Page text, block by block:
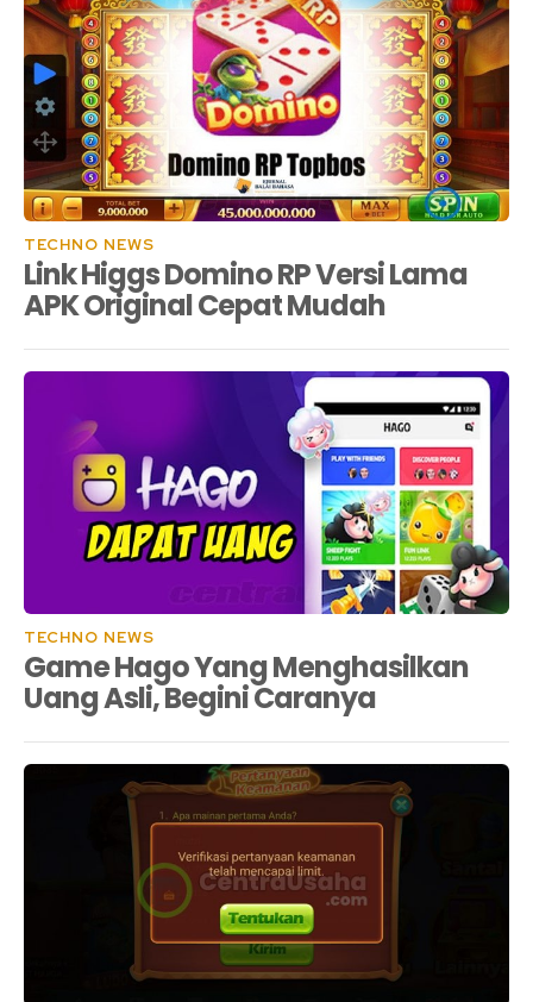
TECHNO NEWS
Link Higgs Domino RP Versi Lama
APK Original Cepat Mudah
TECHNO NEWS
Game Hago Yang Menghasilkan
Uang Asli, Begini Caranya